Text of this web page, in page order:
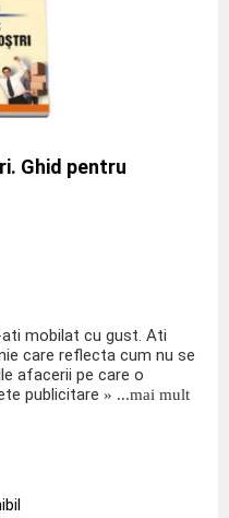
Ghid pentru
mobilat cu gust. Ati
care reflecta cum nu se
afacerii pe care o
publicitare » ...mai mult